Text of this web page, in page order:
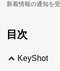
新着情報の通知を
目次
KeyShot